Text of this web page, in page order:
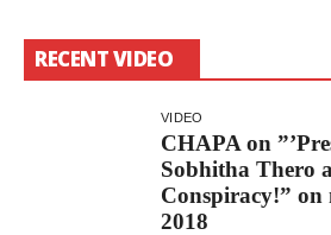
RECENT VIDEO
VIDEO
CHAPA on
Sobhitha Thero
Conspiracy!” on
2018